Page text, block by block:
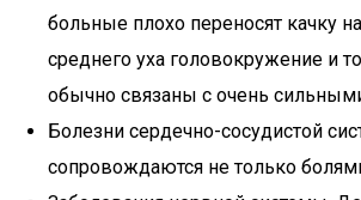
больные плохо переносят качку
среднего уха головокружение и
обычно связаны с очень
Болезни сердечно-сосудистой
сопровождаются не только